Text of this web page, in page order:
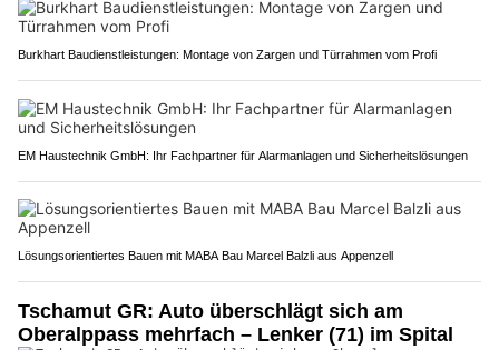
Burkhart Baudienstleistungen: Montage von Zargen und Türrahmen vom Profi
EM Haustechnik GmbH: Ihr Fachpartner für Alarmanlagen und Sicherheitslösungen
Lösungsorientiertes Bauen mit MABA Bau Marcel Balzli aus Appenzell
Tschamut GR: Auto überschlägt sich am
Oberalppass mehrfach – Lenker (71) im Spital